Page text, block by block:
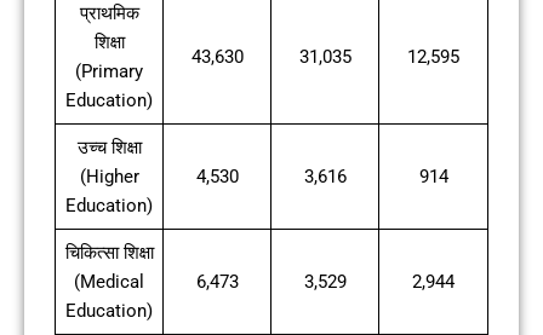
प्राथमिक
शिक्षा
(Primary
Education)
43,630 31,035 12,595
उच्च शिक्षा
(Higher
Education)
4,530 3,616 914
चिकित्सा शिक्षा
(Medical
Education)
6,473 3,529 2,944